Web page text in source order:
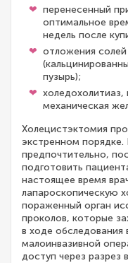
перенесенный
оптимальное
недель после
отложения солей
пузырь);
холедохолитиаз,
механическая
Холецистэктомия
экстренном
предпочтительно,
подготовить
настоящее время
лапароскопическую
пораженный орган
проколов, которые
в ходе обследования
малоинвазивной
доступ через разрез